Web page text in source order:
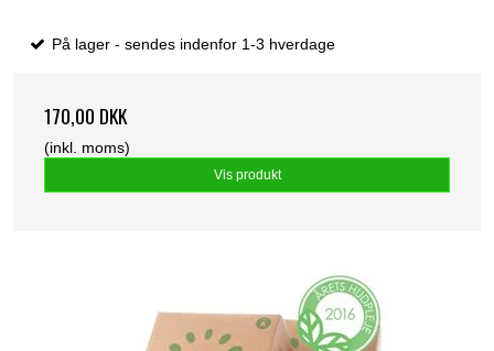
På lager - sendes indenfor 1-3 hverdage
170,00 DKK
(inkl. moms)
Vis produkt